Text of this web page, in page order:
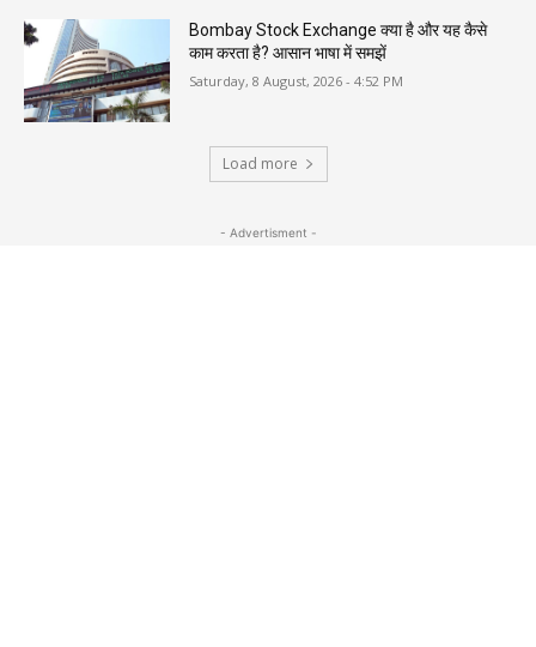
Bombay Stock Exchange क्या है और यह कैसे
काम करता है? आसान भाषा में समझें
Saturday, 8 August, 2026 - 4:52 PM
Load more
- Advertisment -